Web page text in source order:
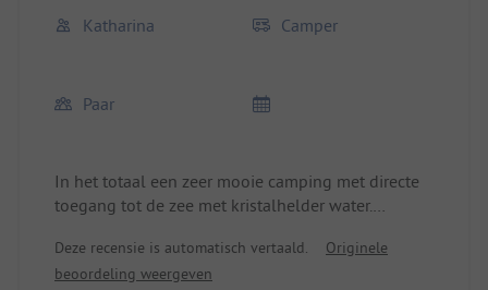
Katharina Camper
Paar
In het totaal een zeer mooie camping met directe
toegang tot de zee met kristalhelder water.
kunnen na overleg met het vriendelijke personeel
zelf gekozen worden. De meeste hebben direct
Deze recensie is automatisch vertaald.
Originele
beoordeling weergeven